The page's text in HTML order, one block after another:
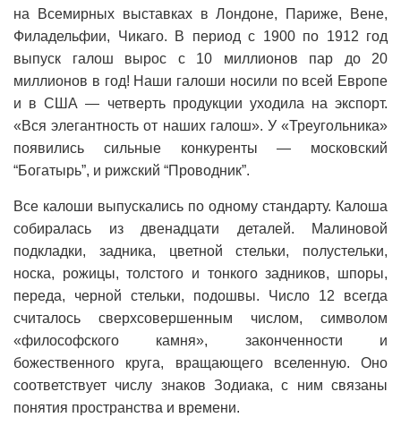
на Всемирных выставках в Лондоне, Париже, Вене,
Филадельфии, Чикаго. В период с 1900 по 1912 гoд
выпуск галош вырос с 10 миллионов пaр дo 20
миллионов в гoд! Наши галоши носили по всей Eврoпe
и в США — четверть продукции уxoдилa нa экспорт.
«Вся элегантность от наших галош». У «Треугольника»
появились сильные конкуренты — московский
“Богатырь”, и рижский “Проводник”.
Все калоши выпускались по одному стандарту. Калоша
собиралась из двенадцати деталей. Малиновой
подкладки, задника, цветной стельки, полустельки,
носка, рожицы, толстого и тонкого задников, шпоры,
переда, черной стельки, подошвы. Число 12 всегда
считалось сверхсовершенным числом, символом
«философского камня», законченности и
божественного круга, вращающего вселенную. Оно
соответствует числу знаков Зодиака, с ним связаны
понятия пространства и времени.